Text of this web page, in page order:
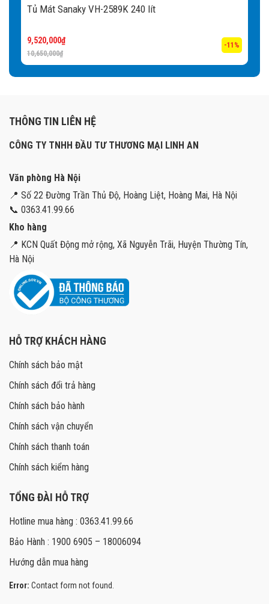
Tủ Mát Sanaky VH-2589K 240 lít
10,650,000₫
9,520,000₫
-11%
THÔNG TIN LIÊN HỆ
CÔNG TY TNHH ĐẦU TƯ THƯƠNG MẠI LINH AN
Văn phòng Hà Nội
📍 Số 22 Đường Trần Thủ Độ, Hoàng Liệt, Hoàng Mai, Hà Nội
📞 0363.41.99.66
Kho hàng
📍 KCN Quất Động mở rộng, Xã Nguyễn Trãi, Huyện Thường Tín,
Hà Nội
HỖ TRỢ KHÁCH HÀNG
Chính sách bảo mật
Chính sách đổi trả hàng
Chính sách bảo hành
Chính sách vận chuyển
Chính sách thanh toán
Chính sách kiểm hàng
TỔNG ĐÀI HỖ TRỢ
Hotline mua hàng : 0363.41.99.66
Bảo Hành : 1900 6905 – 18006094
Hướng dẫn mua hàng
Error: Contact form not found.